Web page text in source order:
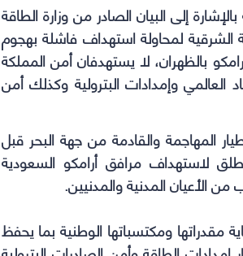
إلى البيان الصادر من وزارة الطاقة
الشرقية لمحاولة استهداف فاشلة بهجوم
بالظهران، لا يستهدفان أمن المملكة
العالمي وإمدادات البترولية وكذلك أمن
المهاجمة والقادمة من جهة البحر قبل
لاستهداف مرافق أرامكو السعودية
الأعيان المدنية والمدنيين.
مقدراتها ومكتسباتها الوطنية بما يحفظ
in
new
window)
in
new
window)
in
new
window)
in
new
window)